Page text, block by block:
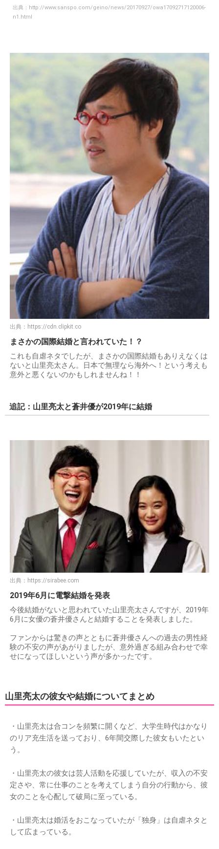
出典： http://www.sanspo.com/geino/news/20170927/owa17092717120006-
n1.html
出典： https://cdn.clipkit.co
まさかの国際結婚と言われていた！？
これも自虐ネタでしたが、まさかの国際結婚もありえなくは
ないと山里亮太さん。日本で無理なら海外へ！という考えも
意外と悪くないのかもしれませんね！！
追記：山里亮太と蒼井優が2019年に結婚
出典： https://sirabee.com
2019年6月に電撃結婚を発表
今後結婚がないと思われていた山里亮太さんですが、2019年
6月に女優の蒼井優さんと結婚することを発表しました。
ファンからは驚きの声とともに蒼井優さんへの過去の男性経
験の不安の声があがりましたが、意外過ぎる組み合わせで幸
せになってほしいという声が多かったです。
山里亮太の彼女や結婚についてまとめ
・山里亮太は合コンを頻繁に開くなど、大学生時代はかなり
のリア充生活を送っており、6年間交際した彼女もいたとい
う。
・山里亮太の彼女は芸人活動を応援していたが、収入の不安
定さや、常に仕事のことを考えてしまう自分の行動から、彼
女のことを心配して破局に至っている。
・山里亮太は婚活をおこなっていたが「独身」は自虐ネタと
して広まっている。